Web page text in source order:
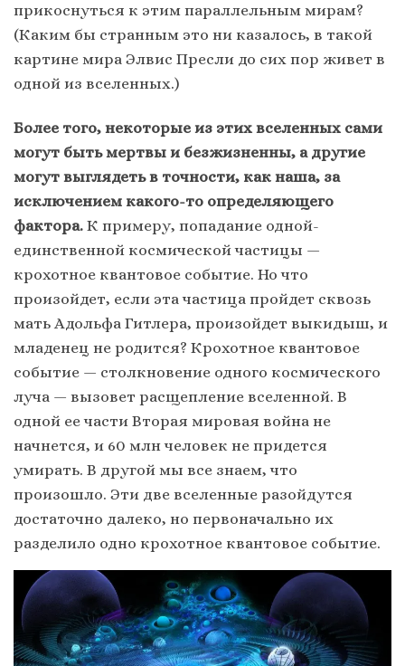
прикоснуться к этим параллельным мирам?
(Каким бы странным это ни казалось, в такой
картине мира Элвис Пресли до сих пор живет в
одной из вселенных.)
Более того, некоторые из этих вселенных сами
могут быть мертвы и безжизненны, а другие
могут выглядеть в точности, как наша, за
исключением какого-то определяющего
фактора. К примеру, попадание одной-
единственной космической частицы —
крохотное квантовое событие. Но что
произойдет, если эта частица пройдет сквозь
мать Адольфа Гитлера, произойдет выкидыш, и
младенец не родится? Крохотное квантовое
событие — столкновение одного космического
луча — вызовет расщепление вселенной. В
одной ее части Вторая мировая война не
начнется, и 60 млн человек не придется
умирать. В другой мы все знаем, что
произошло. Эти две вселенные разойдутся
достаточно далеко, но первоначально их
разделило одно крохотное квантовое событие.